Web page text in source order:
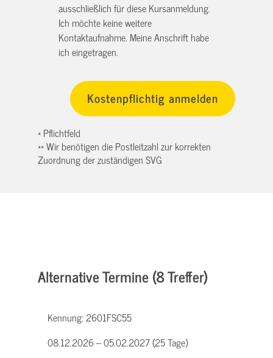
ausschließlich für diese Kursanmeldung.
Ich möchte keine weitere
Kontaktaufnahme. Meine Anschrift habe
ich eingetragen.
* Pflichtfeld
** Wir benötigen die Postleitzahl zur korrekten
Zuordnung der zuständigen SVG
Alternative Termine (8 Treffer)
Kennung:2601FSC55
08.12.2026 – 05.02.2027 (25 Tage)